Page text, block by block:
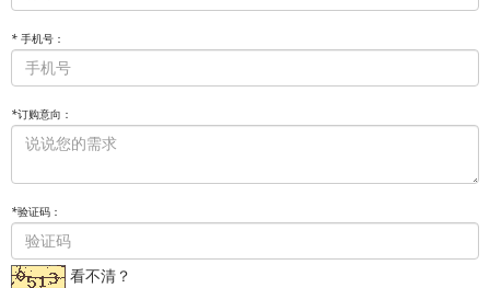
* 手机号：
*订购意向：
*验证码：
看不清？